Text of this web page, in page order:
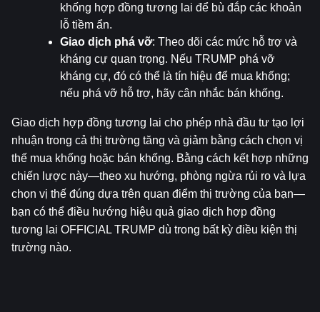
khống hợp đồng tương lai để bù đắp các khoản
lỗ tiềm ẩn.
Giao dịch phá vỡ: Theo dõi các mức hỗ trợ và
kháng cự quan trọng. Nếu TRUMP phá vỡ
kháng cự, đó có thể là tín hiệu để mua khống;
nếu phá vỡ hỗ trợ, hãy cân nhắc bán khống.
Giao dịch hợp đồng tương lai cho phép nhà đầu tư tạo lợi
nhuận trong cả thị trường tăng và giảm bằng cách chọn vị
thế mua khống hoặc bán khống. Bằng cách kết hợp những
chiến lược này—theo xu hướng, phòng ngừa rủi ro và lựa
chọn vị thế đúng dựa trên quan điểm thị trường của bạn—
bạn có thể điều hướng hiệu quả giao dịch hợp đồng
tương lai OFFICIAL TRUMP dù trong bất kỳ điều kiện thị
trường nào.